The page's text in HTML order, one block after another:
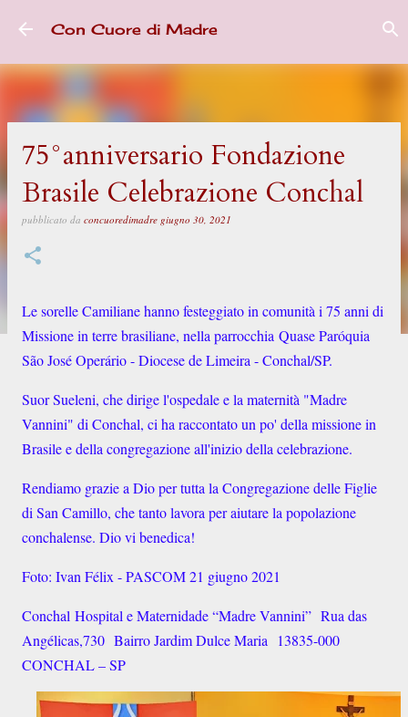
Passa ai contenuti principali
Con Cuore di Madre
75°anniversario Fondazione
Brasile Celebrazione Conchal
pubblicato da concuoredimadre giugno 30, 2021
Le sorelle Camiliane hanno festeggiato in comunità i 75 anni di
Missione in terre brasiliane, nella parrocchia Quase Paróquia
São José Operário - Diocese de Limeira - Conchal/SP.
Suor Sueleni, che dirige l'ospedale e la maternità "Madre
Vannini" di Conchal, ci ha raccontato un po' della missione in
Brasile e della congregazione all'inizio della celebrazione.
Rendiamo grazie a Dio per tutta la Congregazione delle Figlie
di San Camillo, che tanto lavora per aiutare la popolazione
conchalense. Dio vi benedica!
Foto: Ivan Félix - PASCOM 21 giugno 2021
Conchal Hospital e Maternidade “Madre Vannini” Rua das
Angélicas,730 Bairro Jardim Dulce Maria 13835-000
CONCHAL – SP